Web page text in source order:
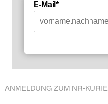
E-Mail*
ANMELDUNG ZUM NR-